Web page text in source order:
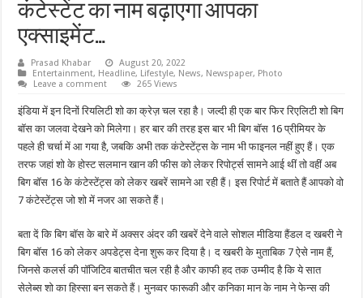
कंटेस्टेंट का नाम बढ़ाएगा आपका
एक्साइमेंट…
Prasad Khabar
August 20, 2022
Entertainment, Headline, Lifestyle, News, Newspaper, Photo
Leave a comment
265 Views
इंडिया में इन दिनों रियलिटी शो का क्रेज़ चल रहा है। जल्दी ही एक बार फिर रिएलिटी शो बिग
बॉस का जलवा देखने को मिलेगा। हर बार की तरह इस बार भी बिग बॉस 16 प्रीमियर के
पहले ही चर्चा में आ गया है, जबकि अभी तक कंटेस्टेंट्स के नाम भी फाइनल नहीं हुए हैं। एक
तरफ जहां शो के होस्ट सलमान खान की फीस को लेकर रिपोर्ट्स सामने आई थीं तो वहीं अब
बिग बॉस 16 के कंटेस्टेंट्स को लेकर खबरें सामने आ रही हैं। इस रिपोर्ट में बताते हैं आपको वो
7 कंटेस्टेंट्स जो शो में नजर आ सकते हैं।
बता दें कि बिग बॉस के बारे में अक्सर अंदर की खबरें देने वाले सोशल मीडिया हैंडल द खबरी ने
बिग बॉस 16 को लेकर अपडेट्स देना शुरू कर दिया है। द खबरी के मुताबिक 7 ऐसे नाम हैं,
जिनसे कलर्स की पॉजिटिव बातचीत चल रही है और काफी हद तक उम्मीद है कि ये सात
सेलेब्स शो का हिस्सा बन सकते हैं। मुनव्वर फारूकी और कनिका मान के नाम ने फेन्स की